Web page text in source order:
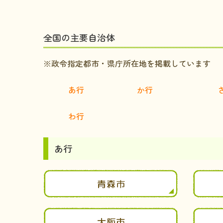
全国の主要自治体
※政令指定都市・県庁所在地を掲載しています
あ行 か行
わ行
あ行